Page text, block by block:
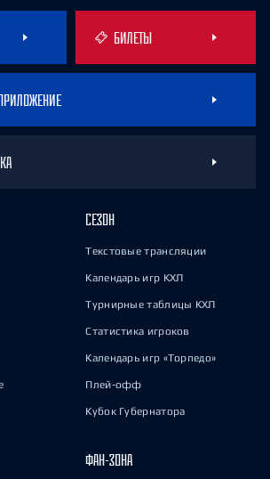
БИЛЕТЫ
СЕЗОН
Текстовые трансляции
Календарь игр КХЛ
Турнирные таблицы КХЛ
Статистика игроков
Календарь игр «Торпедо»
Плей-офф
Кубок Губернатора
ФАН-ЗОНА